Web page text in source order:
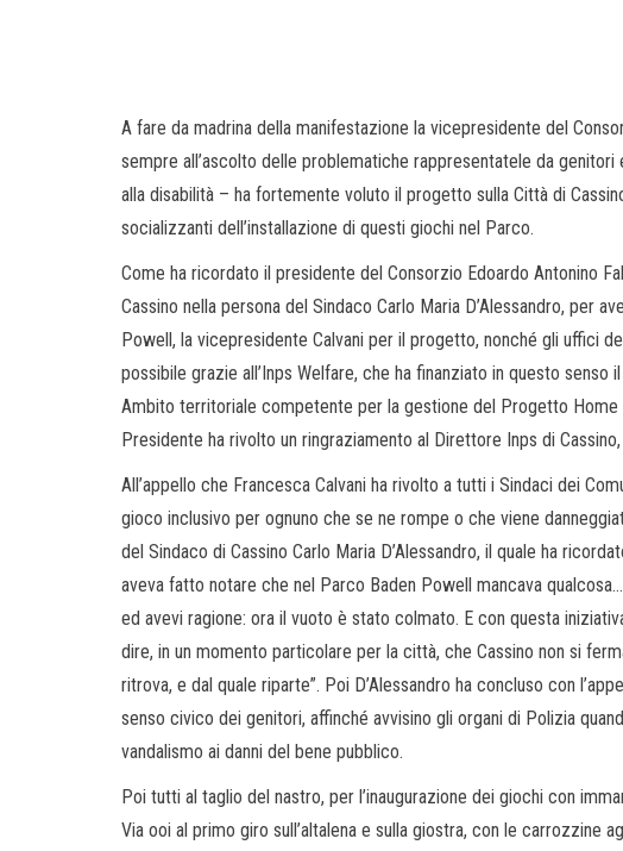
A fare da madrina della manifestazione la vicepresidente del
sempre all’ascolto delle problematiche rappresentatele da
alla disabilità – ha fortemente voluto il progetto sulla Città di
socializzanti dell’installazione di questi giochi nel Parco.
Come ha ricordato il presidente del Consorzio Edoardo Antonino
Cassino nella persona del Sindaco Carlo Maria D’Alessandro, per
Powell, la vicepresidente Calvani per il progetto, nonché gli uffici
possibile grazie all’Inps Welfare, che ha finanziato in questo
Ambito territoriale competente per la gestione del Progetto Home
Presidente ha rivolto un ringraziamento al Direttore Inps di
All’appello che Francesca Calvani ha rivolto a tutti i Sindaci dei
gioco inclusivo per ognuno che se ne rompe o che viene
del Sindaco di Cassino Carlo Maria D’Alessandro, il quale ha
aveva fatto notare che nel Parco Baden Powell mancava
ed avevi ragione: ora il vuoto è stato colmato. E con questa
dire, in un momento particolare per la città, che Cassino non si
ritrova, e dal quale riparte”. Poi D’Alessandro ha concluso con
senso civico dei genitori, affinché avvisino gli organi di Polizia
vandalismo ai danni del bene pubblico.
Poi tutti al taglio del nastro, per l’inaugurazione dei giochi con
Via ooi al primo giro sull’altalena e sulla giostra, con le carrozzine